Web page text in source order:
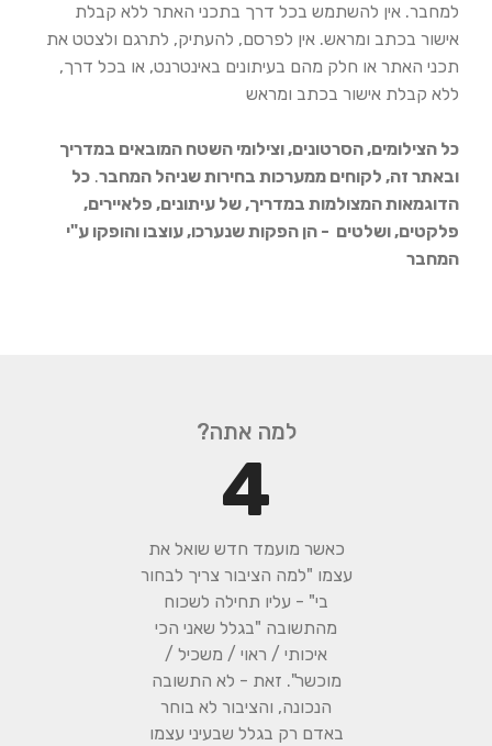
למחבר. אין להשתמש בכל דרך בתכני האתר ללא קבלת
אישור בכתב ומראש. אין לפרסם, להעתיק, לתרגם ולצטט את
תכני האתר או חלק מהם בעיתונים באינטרנט, או בכל דרך,
ללא קבלת אישור בכתב ומראש
כל הצילומים, הסרטונים, וצילומי השטח המובאים במדריך
ובאתר זה, לקוחים ממערכות בחירות שניהל המחבר. כל
הדוגמאות המצולמות במדריך, של עיתונים, פלאיירים,
פלקטים, ושלטים - הן הפקות שנערכו, עוצבו והופקו ע"י
המחבר
?למה אתה
4
כאשר מועמד חדש שואל את
עצמו "למה הציבור צריך לבחור
בי" - עליו תחילה לשכוח
מהתשובה "בגלל שאני הכי
איכותי / ראוי / משכיל /
מוכשר". זאת - לא התשובה
הנכונה, והציבור לא בוחר
באדם רק בגלל שבעיני עצמו